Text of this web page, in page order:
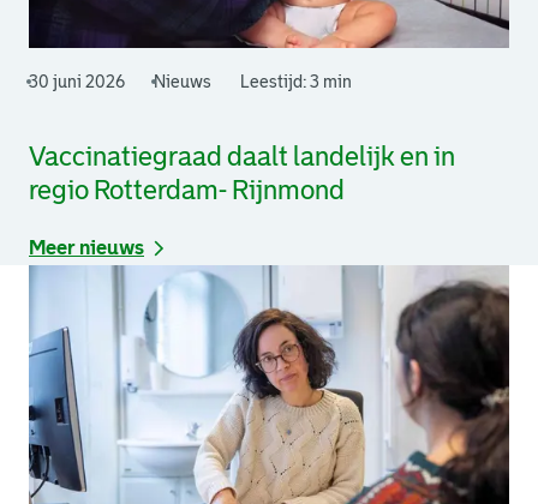
Vaccinatiegraad daalt landelijk en in
regio Rotterdam- Rijnmond
30 juni 2026 Nieuws Leestijd: 3 min
Meer nieuws